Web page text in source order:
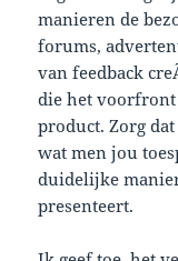
manieren de
forums,
van feedback
die het
product. Zorg
wat men jou
duidelijke
presenteert.